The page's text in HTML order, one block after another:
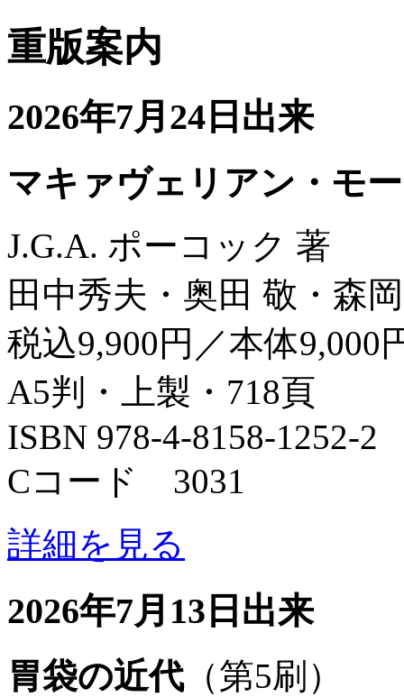
重版案内
2026年7月24日出来
マキァヴェリアン・モ
J.G.A. ポーコック 著
田中秀夫・奥田 敬・森
税込9,900円／本体9,000
A5判・上製・718頁
ISBN 978-4-8158-1252-2
Cコード 3031
詳細を見る
2026年7月13日出来
胃袋の近代（第5刷）